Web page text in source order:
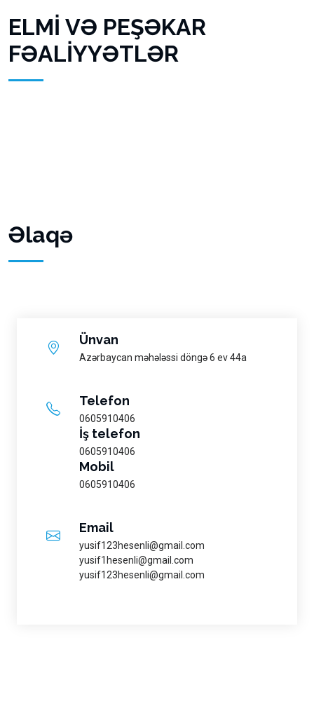
ELMİ VƏ PEŞƏKAR
FƏALİYYƏTLƏR
Əlaqə
Ünvan
Azərbaycan məhələssi döngə 6 ev 44a
Telefon
0605910406
İş telefon
0605910406
Mobil
0605910406
Email
yusif123hesenli@gmail.com
yusif1hesenli@gmail.com
yusif123hesenli@gmail.com